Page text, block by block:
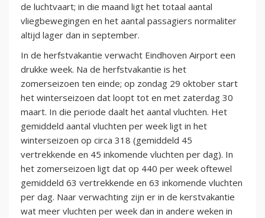
de luchtvaart; in die maand ligt het totaal aantal
vliegbewegingen en het aantal passagiers normaliter
altijd lager dan in september.
In de herfstvakantie verwacht Eindhoven Airport een
drukke week. Na de herfstvakantie is het
zomerseizoen ten einde; op zondag 29 oktober start
het winterseizoen dat loopt tot en met zaterdag 30
maart. In die periode daalt het aantal vluchten. Het
gemiddeld aantal vluchten per week ligt in het
winterseizoen op circa 318 (gemiddeld 45
vertrekkende en 45 inkomende vluchten per dag). In
het zomerseizoen ligt dat op 440 per week oftewel
gemiddeld 63 vertrekkende en 63 inkomende vluchten
per dag. Naar verwachting zijn er in de kerstvakantie
wat meer vluchten per week dan in andere weken in